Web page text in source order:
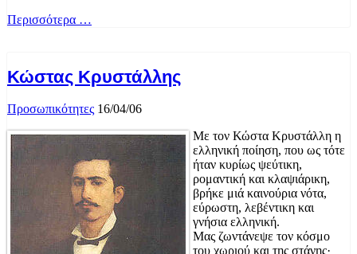
Περισσότερα …
Κώστας Κρυστάλλης
Προσωπικότητες 16/04/06
Με τον Κώστα Κρυστάλλη η
ελληνική ποίηση, που ως τότε
ήταν κυρίως ψεύτικη,
ρομαντική και κλαψιάρικη,
βρήκε μιά καινούρια νότα,
εύρωστη, λεβέντικη και
γνήσια ελληνική.
Μας ζωντάνεψε τον κόσμο
του χωριού και της στάνης·